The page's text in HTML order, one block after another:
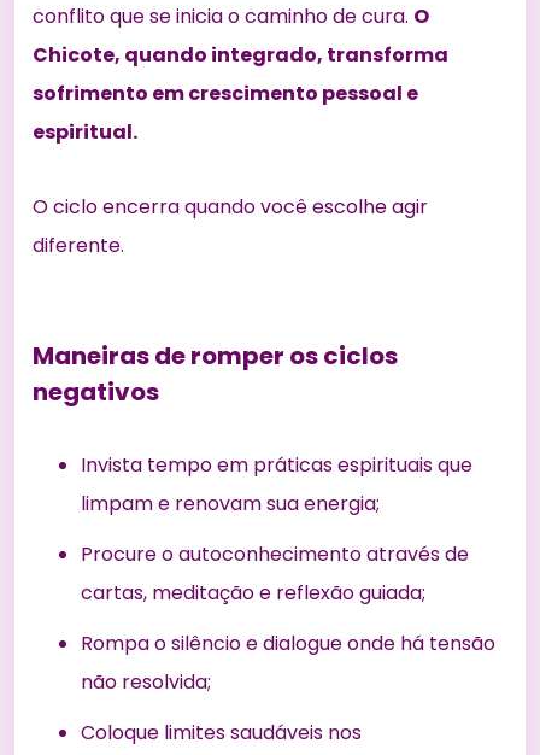
conflito que se inicia o caminho de cura. O
Chicote, quando integrado, transforma
sofrimento em crescimento pessoal e
espiritual.
O ciclo encerra quando você escolhe agir
diferente.
Maneiras de romper os ciclos
negativos
Invista tempo em práticas espirituais que
limpam e renovam sua energia;
Procure o autoconhecimento através de
cartas, meditação e reflexão guiada;
Rompa o silêncio e dialogue onde há tensão
não resolvida;
Coloque limites saudáveis nos